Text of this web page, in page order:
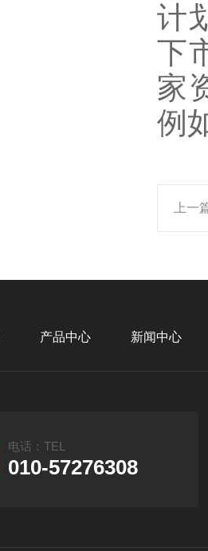
计
下
家
例
上一
产品中心 新闻中心
电话：TEL
010-57276308